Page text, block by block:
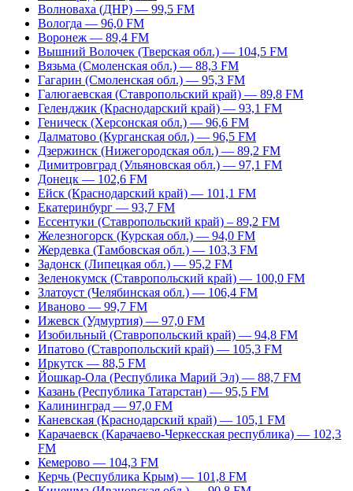
Волноваха (ДНР) — 99,5 FM
Вологда — 96,0 FM
Воронеж — 89,4 FM
Вышний Волочек (Тверская обл.) — 104,5 FM
Вязьма (Смоленская обл.) — 88,3 FM
Гагарин (Смоленская обл.) — 95,3 FM
Галюгаевская (Ставропольский край) — 89,8 FM
Геленджик (Краснодарский край) — 93,1 FM
Геническ (Херсонская обл.) — 96,6 FM
Далматово (Курганская обл.) — 96,5 FM
Дзержинск (Нижегородская обл.) — 89,2 FM
Димитровград (Ульяновская обл.) — 97,1 FM
Донецк — 102,6 FM
Ейск (Краснодарский край) — 101,1 FM
Екатеринбург — 93,7 FM
Ессентуки (Ставропольский край) – 89,2 FM
Железногорск (Курская обл.) — 94,0 FM
Жердевка (Тамбовская обл.) — 103,3 FM
Задонск (Липецкая обл.) — 95,2 FM
Зеленокумск (Ставропольский край) — 100,0 FM
Златоуст (Челябинская обл.) — 106,4 FM
Иваново — 99,7 FM
Ижевск (Удмуртия) — 97,0 FM
Изобильный (Ставропольский край) — 94,8 FM
Ипатово (Ставропольский край) — 105,3 FM
Иркутск — 88,5 FM
Йошкар-Ола (Республика Марий Эл) — 88,7 FM
Казань (Республика Татарстан) — 95,5 FM
Калининград — 97,0 FM
Каневская (Краснодарский край) — 105,1 FM
Карачаевск (Карачаево-Черкесская республика) — 102,3
FM
Кемерово — 104,3 FM
Керчь (Республика Крым) — 101,8 FM